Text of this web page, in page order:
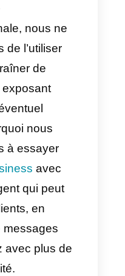
l’application
est également
un message
les expéditeurs
le
dans leur
Le message
par tous les
liste d’envoi. De